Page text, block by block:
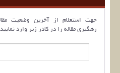
جهت استعلام از آخرین وضعیت
رهگیری مقاله را در کادر زیر وارد